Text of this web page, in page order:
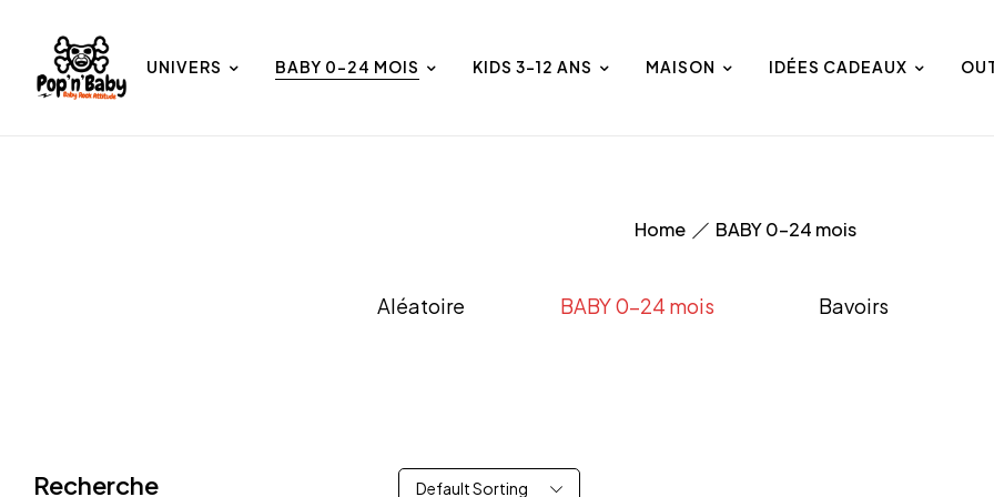
UNIVERS BABY 0-24 MOIS KIDS 3-12 ANS MAISON IDÉES CADEAUX
Home BABY 0-24 mois
Aléatoire BABY 0-24 mois Bavoirs
Recherche Default Sorting